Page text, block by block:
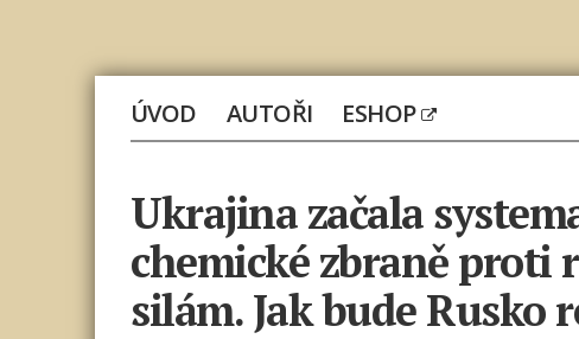
ÚVOD AUTOŘI ESHOP
Ukrajina začala
chemické zbraně proti
silám. Jak bude Rusko